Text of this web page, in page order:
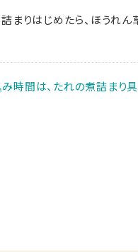
まりはじめたら、ほうれん
時間は、たれの煮詰まり具